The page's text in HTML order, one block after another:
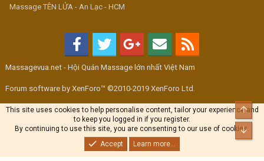
Massage TÊN LỬA - An Lạc - HCM
Massagevua.net - Hội Quán Massage lớn nhất Việt Nam
Forum software by XenForo™ ©2010-2019 XenForo Ltd.
This site uses cookies to help personalise content, tailor your experience and
to keep you logged in if you register.
By continuing to use this site, you are consenting to our use of cookies.
Accept
Learn more...
Top